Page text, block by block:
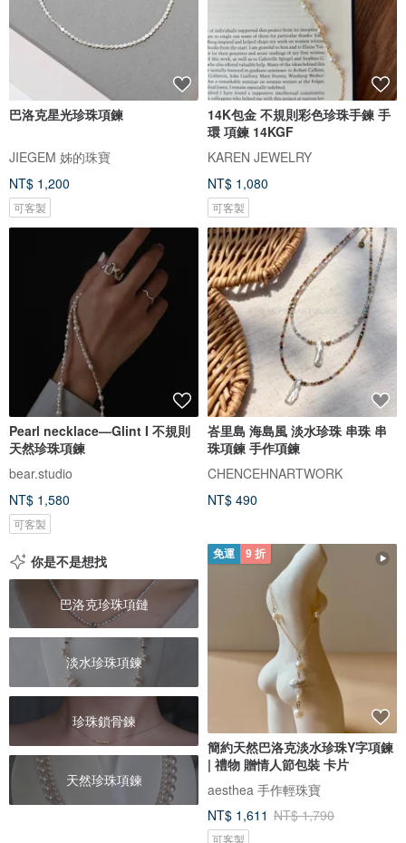
巴洛克星光珍珠項鍊
JIEGEM 姊的珠寶
NT$ 1,200
可客製
14K包金 不規則彩色珍珠手鍊 手
環 項鍊 14KGF
KAREN JEWELRY
NT$ 1,080
可客製
Pearl necklace—Glint I 不規則
天然珍珠項鍊
bear.studio
NT$ 1,580
可客製
峇里島 海島風 淡水珍珠 串珠 串
珠項鍊 手作項鍊
CHENCEHNARTWORK
NT$ 490
你是不是想找
巴洛克珍珠項鏈
淡水珍珠項鍊
珍珠鎖骨鍊
天然珍珠項鍊
免運 9 折
簡約天然巴洛克淡水珍珠Y字項鍊
| 禮物 贈情人節包裝 卡片
aesthea 手作輕珠寶
NT$ 1,611 NT$ 1,790
可客製